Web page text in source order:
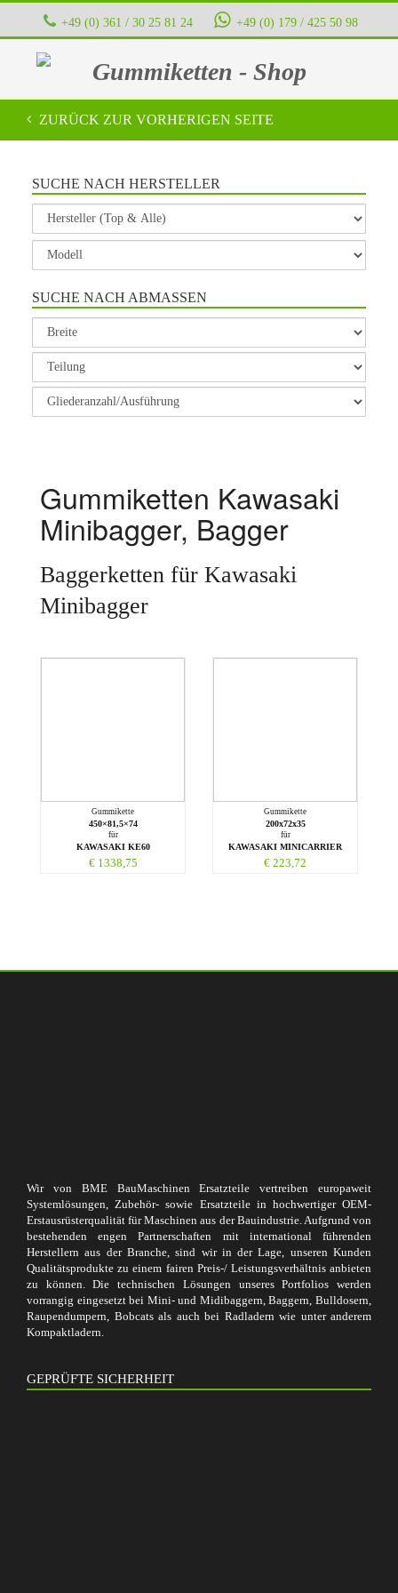
+49 (0) 361 / 30 25 81 24 +49 (0) 179 / 425 50 98
Gummiketten - Shop
ZURÜCK ZUR VORHERIGEN SEITE
SUCHE NACH HERSTELLER
SUCHE NACH ABMASSEN
Gummiketten Kawasaki
Minibagger, Bagger
Baggerketten für Kawasaki
Minibagger
Gummikette
450×81,5×74
für
KAWASAKI KE60
€1338,75
Gummikette
200x72x35
für
KAWASAKI MINICARRIER
€ 223,72
Wir von BME BauMaschinen Ersatzteile vertreiben europaweit
Systemlösungen, Zubehör- sowie Ersatzteile in hochwertiger OEM-
Erstausrüsterqualität für Maschinen aus der Bauindustrie. Aufgrund von
bestehenden engen Partnerschaften mit international führenden
Herstellern aus der Branche, sind wir in der Lage, unseren Kunden
Qualitätsprodukte zu einem fairen Preis-/ Leistungsverhältnis anbieten
zu können. Die technischen Lösungen unseres Portfolios werden
vorrangig eingesetzt bei Mini- und Midibaggern, Baggern, Bulldosern,
Raupendumpern, Bobcats als auch bei Radladern wie unter anderem
Kompaktladern.
GEPRÜFTE SICHERHEIT